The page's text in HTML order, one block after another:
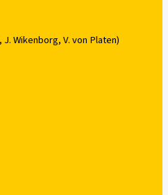
J. Wikenborg, V. von Platen)